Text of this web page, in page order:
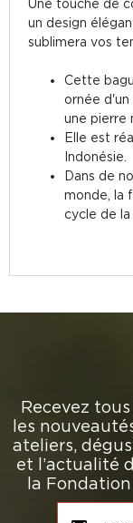
Une touche de
un design
sublimera vos
Cette
ornée
une pierre
Elle est
Indonésie.
Dans de
monde, la
cycle de la
Recevez
les
ateliers,
et l’actualité
la